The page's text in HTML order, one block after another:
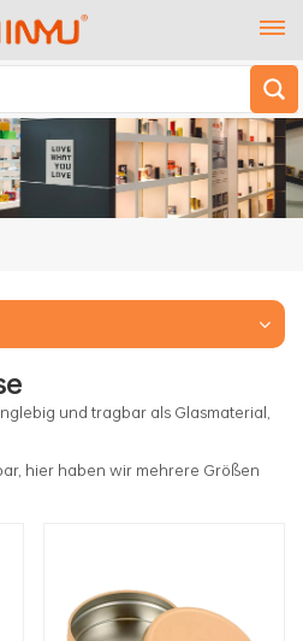
und tragbar als Glasmaterial,
hier haben wir mehrere Größen